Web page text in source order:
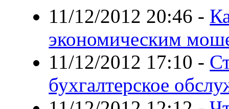
11/12/2012 20:46 -
экономическим
11/12/2012 17:10 -
бухгалтерское